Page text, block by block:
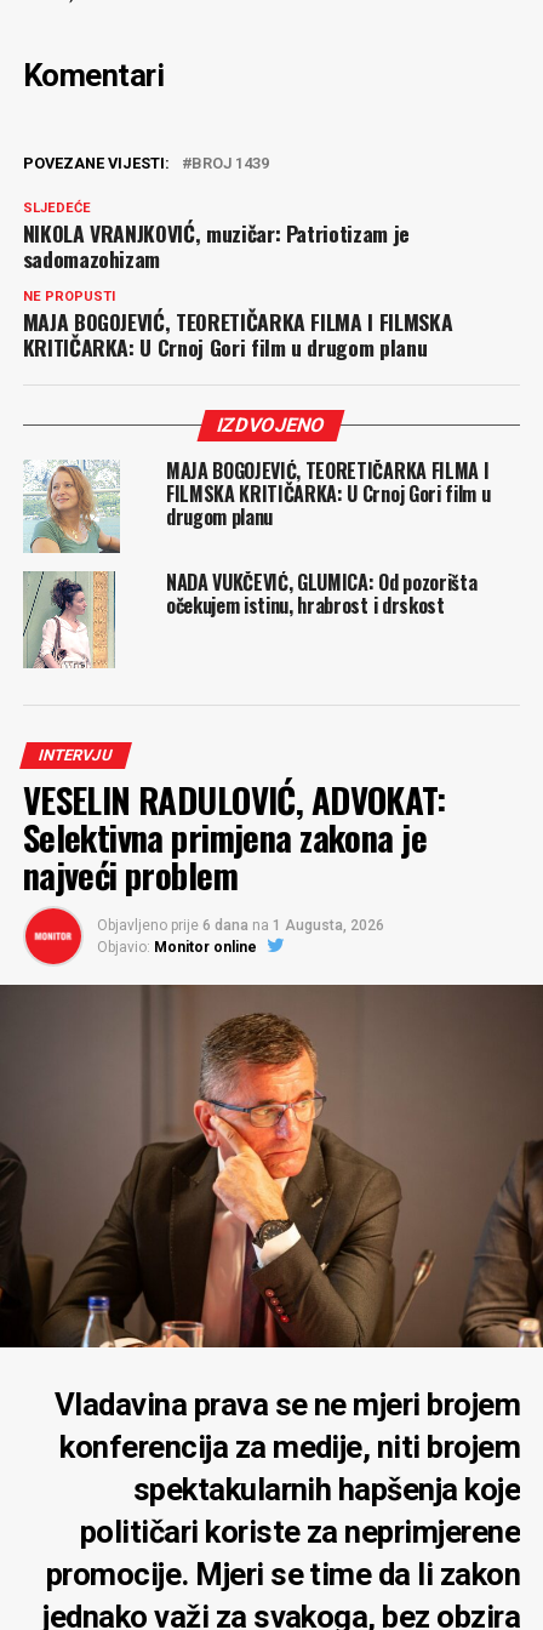
Komentari
POVEZANE VIJESTI: BROJ 1439
SLJEDEĆE
NIKOLA VRANJKOVIĆ, muzičar: Patriotizam je
sadomazohizam
NE PROPUSTI
MAJA BOGOJEVIĆ, TEORETIČARKA FILMA I FILMSKA
KRITIČARKA: U Crnoj Gori film u drugom planu
IZDVOJENO
MAJA BOGOJEVIĆ, TEORETIČARKA FILMA I
FILMSKA KRITIČARKA: U Crnoj Gori film u
drugom planu
NADA VUKČEVIĆ, GLUMICA: Od pozorišta
očekujem istinu, hrabrost i drskost
INTERVJU
VESELIN RADULOVIĆ, ADVOKAT:
Selektivna primjena zakona je
najveći problem
Objavljeno prije 6 dana na 1 Augusta, 2026
Objavio: Monitor online
Vladavina prava se ne mjeri brojem
konferencija za medije, niti brojem
spektakularnih hapšenja koje
političari koriste za neprimjerene
promocije. Mjeri se time da li zakon
jednako važi za svakoga, bez obzira